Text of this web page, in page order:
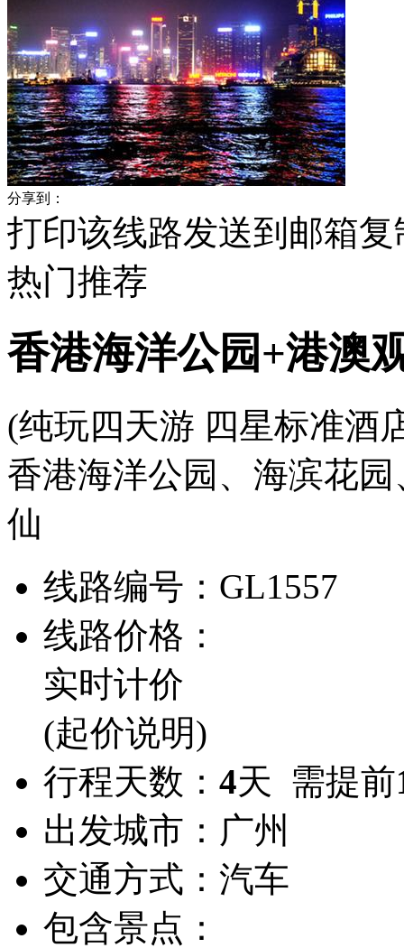
分享到：
打印该线路发送到邮箱复
热门推荐
香港海洋公园+港澳
(纯玩四天游 四星标准酒
香港海洋公园、海滨花
仙
线路编号： GL1557
线路价格：
实时计价
(起价说明)
行程天数： 4天 需提前
出发城市： 广州
交通方式： 汽车
包含景点：